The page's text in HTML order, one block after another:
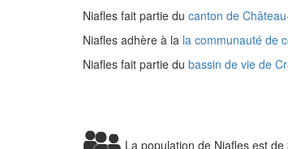
Niafles fait partie du canton de
Niafles adhère à la la communauté de
Niafles fait partie du bassin de vie de
La population de Niafles est de